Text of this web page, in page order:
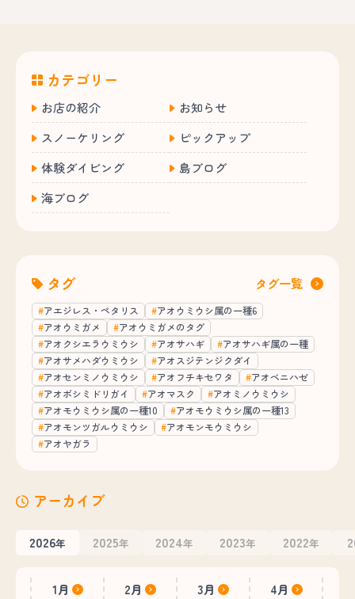
カテゴリー
お店の紹介
お知らせ
スノーケリング
ピックアップ
体験ダイビング
島ブログ
海ブログ
タグ タグ一覧
アエジレス・ペタリス
アオウミウシ属の一種6
アオウミガメ
アオウミガメのタグ
アオクシエラウミウシ
アオサハギ
アオサハギ属の一種
アオサメハダウミウシ
アオスジテンジクダイ
アオセンミノウミウシ
アオフチキセワタ
アオベニハゼ
アオボシミドリガイ
アオマスク
アオミノウミウシ
アオモウミウシ属の一種10
アオモウミウシ属の一種13
アオモンツガルウミウシ
アオモンモウミウシ
アオヤガラ
アーカイブ
2026年 2025年 2024年 2023年 2022年
1月 2月 3月
4月